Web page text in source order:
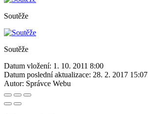
Soutěže
Soutěže
Datum vložení: 1. 10. 2011 8:00
Datum poslední aktualizace: 28. 2. 2017 15:07
Autor: Správce Webu